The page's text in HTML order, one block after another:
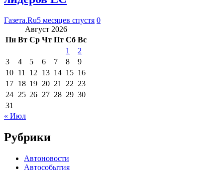
Газета.Ru5 месяцев спустя 0
Август 2026
Пн Вт Ср Чт Пт Сб Вс
1
2
3
4 5 6 7 8
9
10 11 12 13 14 15 16
17 18 19 20 21 22 23
24 25 26 27 28 29 30
31
« Июл
Рубрики
Автоновости
Автособытия